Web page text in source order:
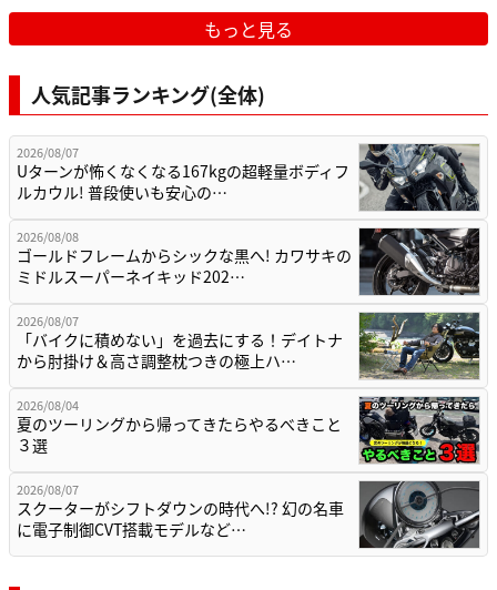
もっと見る
人気記事ランキング(全体)
2026/08/07
Uターンが怖くなくなる167kgの超軽量ボディフ
ルカウル! 普段使いも安心の…
2026/08/08
ゴールドフレームからシックな黒へ! カワサキの
ミドルスーパーネイキッド202…
2026/08/07
「バイクに積めない」を過去にする！デイトナ
から肘掛け＆高さ調整枕つきの極上ハ…
2026/08/04
夏のツーリングから帰ってきたらやるべきこと
３選
2026/08/07
スクーターがシフトダウンの時代へ!? 幻の名車
に電子制御CVT搭載モデルなど…